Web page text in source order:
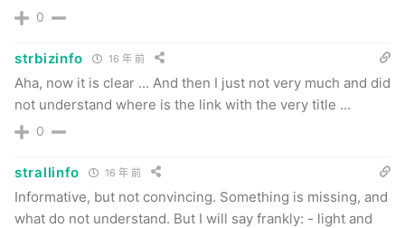
0
strbizinfo 16 年 前
Aha, now it is clear ... And then I just not very much and did
not understand where is the link with the very title ...
0
strallinfo 16 年 前
Informative, but not convincing. Something is missing, and
what do not understand. But I will say frankly: - light and